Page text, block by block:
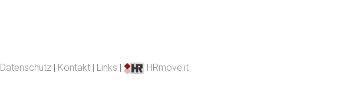
Datenschutz | Kontakt | Links | HRmove.it